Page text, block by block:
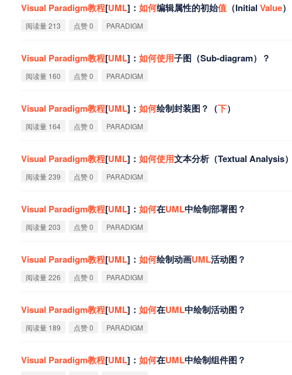
Visual Paradigm教程[UML]： 如何编辑属性的初始值 （Initial Value
阅读量 213 点赞 0 PARADIGM
Visual Paradigm教程[UML]： 如何使用子图（Sub-diagram）？
阅读量 160 点赞 0 PARADIGM
Visual Paradigm教程[UML]： 如何绘制封装图？（下）
阅读量 164 点赞 0 PARADIGM
Visual Paradigm教程[UML]： 如何使用文本分析（Textual Analysis
阅读量 239 点赞 0 PARADIGM
Visual Paradigm教程[UML]： 如何在UML中绘制部署图？
阅读量 203 点赞 0 PARADIGM
Visual Paradigm教程[UML]： 如何绘制动画UML活动图？
阅读量 226 点赞 0 PARADIGM
Visual Paradigm教程[UML]： 如何在UML中绘制活动图？
阅读量 189 点赞 0 PARADIGM
Visual Paradigm教程[UML]： 如何在UML中绘制组件图？